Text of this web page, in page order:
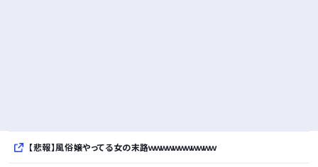
【悲報】風俗嬢やってる女の末路ｗｗｗｗｗｗｗｗｗｗｗ